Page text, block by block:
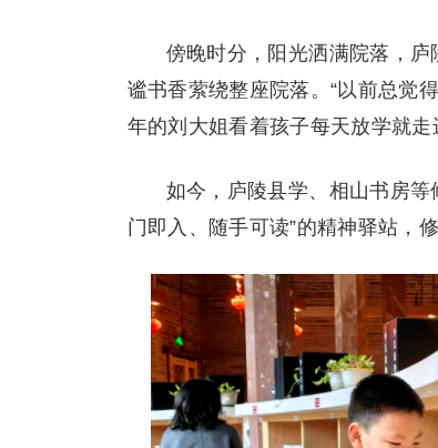
傍晚时分，阳光洒满院落，
谧书香萦绕整座院落。“以前总觉
年的刘大姐看着孩子每天放学就走
如今，庐陵县学、相山书房
门即入、随手可读”的精神驿站，